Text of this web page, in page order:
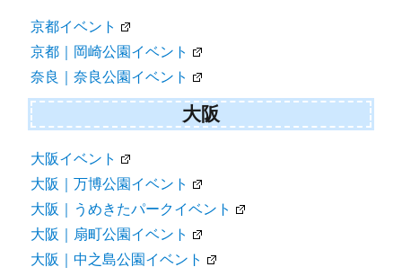
京都イベント
京都｜岡崎公園イベント
奈良｜奈良公園イベント
大阪
大阪イベント
大阪｜万博公園イベント
大阪｜うめきたパークイベント
大阪｜扇町公園イベント
大阪｜中之島公園イベント